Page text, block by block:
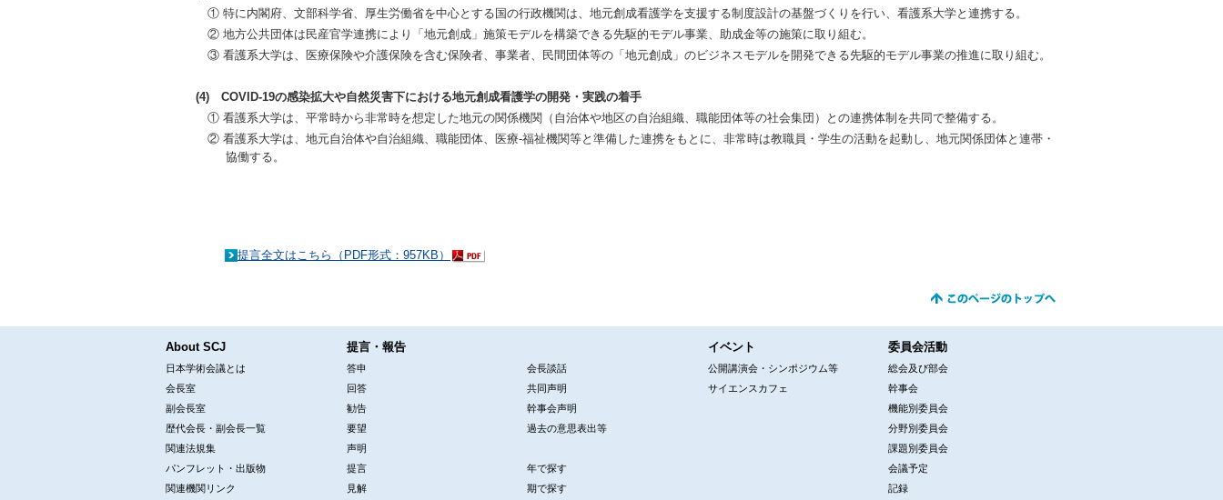
① 特に内閣府、文部科学省、厚生労働省を中心とする国の行政機関は、地元創成看護学を支援する制度設計の基盤づくりを行い、看護系大学と連携する。
② 地方公共団体は民産官学連携により「地元創成」施策モデルを構築できる先駆的モデル事業、助成金等の施策に取り組む。
③ 看護系大学は、医療保険や介護保険を含む保険者、事業者、民間団体等の「地元創成」のビジネスモデルを開発できる先駆的モデル事業の推進に取り組む。
(4) COVID-19の感染拡大や自然災害下における地元創成看護学の開発・実践の着手
① 看護系大学は、平常時から非常時を想定した地元の関係機関（自治体や地区の自治組織、職能団体等の社会集団）との連携体制を共同で整備する。
② 看護系大学は、地元自治体や自治組織、職能団体、医療-福祉機関等と準備した連携をもとに、非常時は教職員・学生の活動を起動し、地元関係団体と連帯・
協働する。
提言全文はこちら（PDF形式：957KB）
About SCJ
日本学術会議とは
会長室
副会長室
歴代会長・副会長一覧
関連法規集
パンフレット・出版物
関連機関リンク
提言・報告
答申
回答
勧告
要望
声明
提言
見解
会長談話
共同声明
幹事会声明
過去の意思表出等
年で探す
期で探す
イベント
公開講演会・シンポジウム等
サイエンスカフェ
委員会活動
総会及び部会
幹事会
機能別委員会
分野別委員会
課題別委員会
会議予定
記録